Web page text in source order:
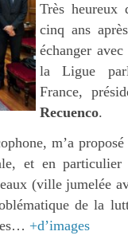
Très heureux
cinq ans
échanger
la Ligue
France,
Recuenco.
m’a
et en
(ville jumelée
de la
+d’images